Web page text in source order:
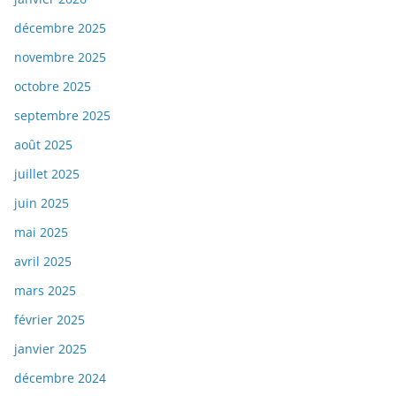
décembre 2025
novembre 2025
octobre 2025
septembre 2025
août 2025
juillet 2025
juin 2025
mai 2025
avril 2025
mars 2025
février 2025
janvier 2025
décembre 2024